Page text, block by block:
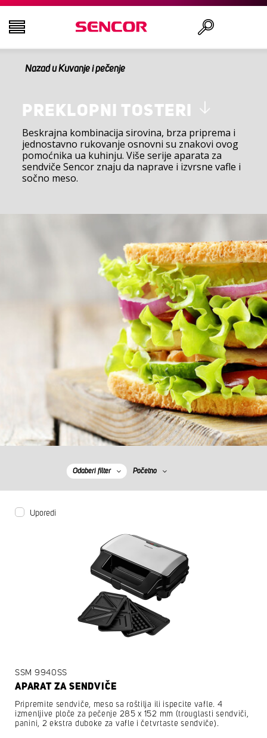
TELEVIZORI
AUDIO - VIDEO
KUHINJA
DOMAĆINSTVO
ZDRAVLJE I LEPOTA
KANCELARIJA I KABLOVI
Nazad u Kuvanje i pečenje
PREKLOPNI TOSTERI
Beskrajna kombinacija sirovina, brza priprema i
jednostavno rukovanje osnovni su znakovi ovog
pomoćnika ua kuhinju. Više serije aparata za
sendviče Sencor znaju da naprave i izvrsne vafle i
sočno meso.
Odaberi filter Početno
Uporedi
SSM 9940SS
APARAT ZA SENDVIČE
Pripremite sendviče, meso sa roštilja ili ispecite vafle. 4
izmenljive ploče za pečenje 285 x 152 mm (trouglasti sendviči,
panini, 2 ekstra duboke za vafle i četvrtaste sendviče).